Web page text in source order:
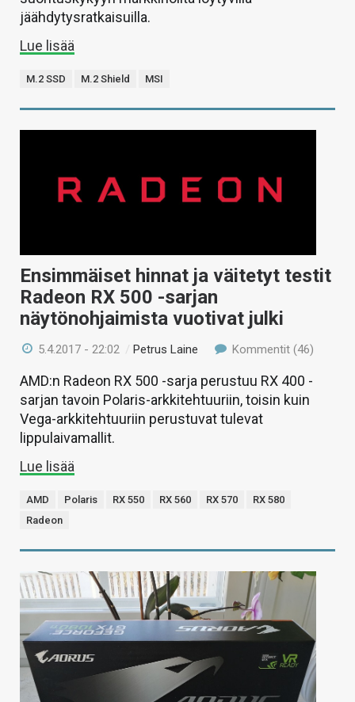
jäähdytysratkaisuilla.
Lue lisää
M.2 SSD M.2 Shield MSI
Ensimmäiset hinnat ja väitetyt testit
Radeon RX 500 -sarjan
näytönohjaimista vuotivat julki
5.4.2017 - 22:02 /Petrus Laine Kommentit (46)
AMD:n Radeon RX 500 -sarja perustuu RX 400 -
sarjan tavoin Polaris-arkkitehtuuriin, toisin kuin
Vega-arkkitehtuuriin perustuvat tulevat
lippulaivamallit.
Lue lisää
AMD Polaris RX 550 RX 560 RX 570
RX 580
Radeon